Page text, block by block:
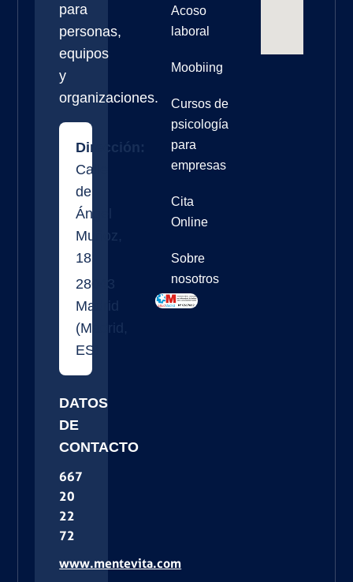
para
personas,
equipos
y
organizaciones.
Dirección:
Calle
de
Ángel
Muñoz,
18
28043
Madrid
(Madrid ,
ES
DATOS
DE
CONTACTO
667
20
22
72
www.mentevita.com
Acoso
laboral
Moobiing
Cursos de
psicología
para
empresas
Cita
Online
Sobre
nosotros